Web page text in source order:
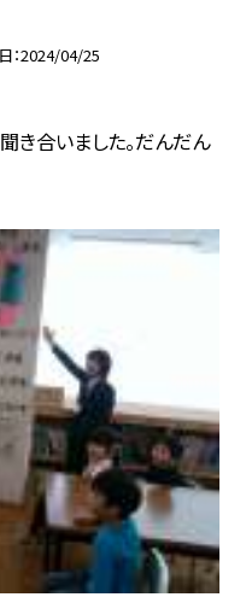
2024/04/25
き合いました。だんだん